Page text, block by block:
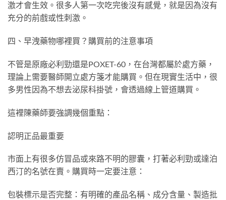
激才會生效。很多人第一次吃完後沒有感覺，就是因為沒有
充分的前戲或性刺激。
四、早洩藥物哪裡買？購買前的注意事項
不管是原廠必利勁還是POXET-60，在台灣都屬於處方藥，
理論上需要醫師開立處方箋才能購買。但在現實生活中，很
多男性因為不想去泌尿科掛號，會透過線上管道購買。
這裡陳藥師要強調幾個重點：
認明正品最重要
市面上有很多仿冒品或來路不明的膠囊，打著必利勁或達泊
西汀的名號在賣。購買時一定要注意：
包裝標示是否完整：有明確的產品名稱、成分含量、製造批